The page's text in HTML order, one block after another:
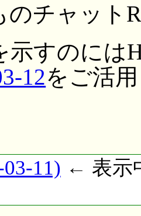
のチャット
示すのには
12をご活
11) ← 表示